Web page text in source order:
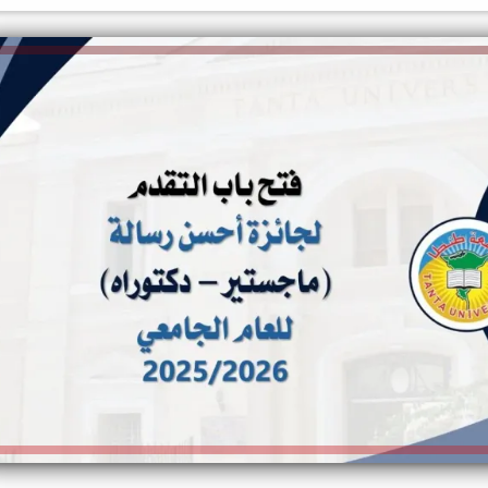
إلهام شرشر تكتب: دي مبقتش كورة..
الكاتبة إلهام شرشر تهنئ الرئيس
السيسي بعيد ميلاده وتُشيد بجهوده